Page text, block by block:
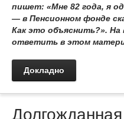
пишет: «Мне 82 года, я
— в Пенсионном фонде
Как это объяснить?».
ответить в этом
Докладно